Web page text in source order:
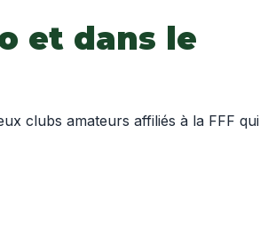
et dans le
clubs amateurs affiliés à la FFF qui